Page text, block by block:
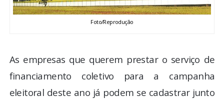
TV LPB
COLUNISTAS
Foto/Reprodução
As empresas que querem prestar o serviço de
financiamento coletivo para a campanha
eleitoral deste ano já podem se cadastrar junto